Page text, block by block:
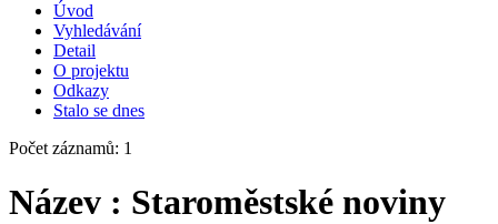
Úvod
Vyhledávání
Detail
O projektu
Odkazy
Stalo se dnes
Počet záznamů: 1
Název : Staroměstské noviny